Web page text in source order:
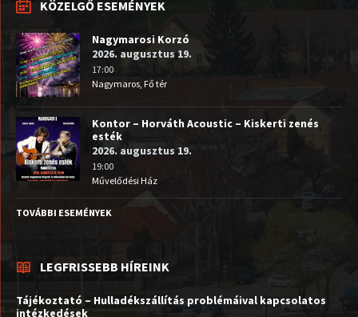
KÖZELGŐ ESEMÉNYEK
Nagymarosi Korzó
2026. augusztus 19.
17:00
Nagymaros, Fő tér
Kontor – Horváth Acoustic – Kiskerti zenés
esték
2026. augusztus 19.
19:00
Művelődési Ház
TOVÁBBI ESEMÉNYEK
LEGFRISSEBB HÍREINK
Tájékoztató – Hulladékszállítás problémáival kapcsolatos
intézkedések